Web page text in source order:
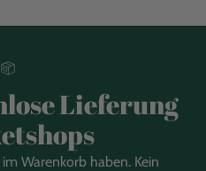
Lieferung
Warenkorb haben. Kein